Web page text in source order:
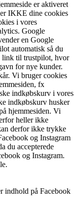
er aktiveret
IKKE dine cookies
i vores
Google
en Google
automatisk så du
link til trustpilot, hvor
for nye kunder.
Vi bruger cookies
fx
indkøbskurv i vores
indkøbskurv husker
hjemmesiden. Vi
heller ikke
derfor ikke trykke
og Instagram
du accepterede
og Instagram.
indhold på Facebook